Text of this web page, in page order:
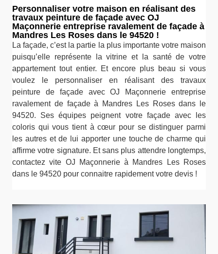
Personnaliser votre maison en réalisant des
travaux peinture de façade avec OJ
Maçonnerie entreprise ravalement de façade à
Mandres Les Roses dans le 94520 !
La façade, c’est la partie la plus importante votre maison
puisqu’elle représente la vitrine et la santé de votre
appartement tout entier. Et encore plus beau si vous
voulez le personnaliser en réalisant des travaux
peinture de façade avec OJ Maçonnerie entreprise
ravalement de façade à Mandres Les Roses dans le
94520. Ses équipes peignent votre façade avec les
coloris qui vous tient à cœur pour se distinguer parmi
les autres et de lui apporter une touche de charme qui
affirme votre signature. Et sans plus attendre longtemps,
contactez vite OJ Maçonnerie à Mandres Les Roses
dans le 94520 pour connaitre rapidement votre devis !